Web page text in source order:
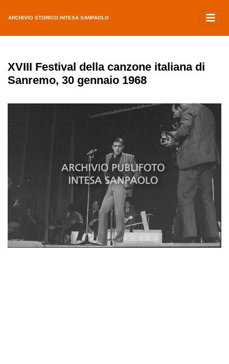
ARCHIVIO STORICO INTESA SANPAOLO
XVIII Festival della canzone italiana di
Sanremo, 30 gennaio 1968